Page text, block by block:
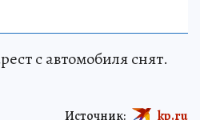
с автомобиля снят.
Источник: kp.ru